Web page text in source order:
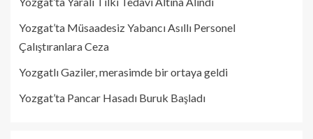
Yozgat’ta Müsaadesiz Yabancı Asıllı Personel
Çalıştıranlara Ceza
Yozgatlı Gaziler, merasimde bir ortaya geldi
Yozgat’ta Pancar Hasadı Buruk Başladı